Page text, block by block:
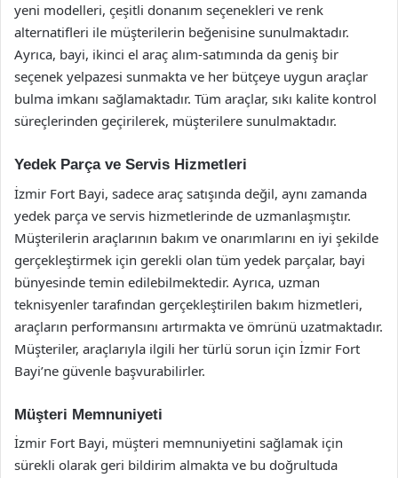
yeni modelleri, çeşitli donanım seçenekleri ve renk
alternatifleri ile müşterilerin beğenisine sunulmaktadır.
Ayrıca, bayi, ikinci el araç alım-satımında da geniş bir
seçenek yelpazesi sunmakta ve her bütçeye uygun araçlar
bulma imkanı sağlamaktadır. Tüm araçlar, sıkı kalite kontrol
süreçlerinden geçirilerek, müşterilere sunulmaktadır.
Yedek Parça ve Servis Hizmetleri
İzmir Fort Bayi, sadece araç satışında değil, aynı zamanda
yedek parça ve servis hizmetlerinde de uzmanlaşmıştır.
Müşterilerin araçlarının bakım ve onarımlarını en iyi şekilde
gerçekleştirmek için gerekli olan tüm yedek parçalar, bayi
bünyesinde temin edilebilmektedir. Ayrıca, uzman
teknisyenler tarafından gerçekleştirilen bakım hizmetleri,
araçların performansını artırmakta ve ömrünü uzatmaktadır.
Müşteriler, araçlarıyla ilgili her türlü sorun için İzmir Fort
Bayi’ne güvenle başvurabilirler.
Müşteri Memnuniyeti
İzmir Fort Bayi, müşteri memnuniyetini sağlamak için
sürekli olarak geri bildirim almakta ve bu doğrultuda